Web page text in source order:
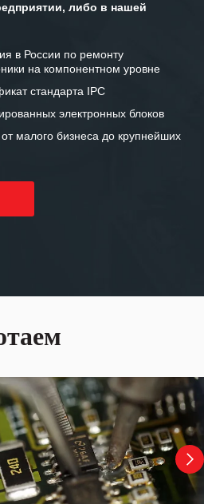
либо в нашей
в России по ремонту
на компонентном уровне
стандарта IPC
электронных блоков
малого бизнеса до крупнейших